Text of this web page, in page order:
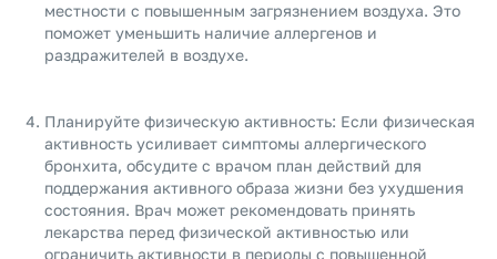
местности с повышенным загрязнением воздуха. Это
поможет уменьшить наличие аллергенов и
раздражителей в воздухе.
Планируйте физическую активность: Если физическая
активность усиливает симптомы аллергического
бронхита, обсудите с врачом план действий для
поддержания активного образа жизни без ухудшения
состояния. Врач может рекомендовать принять
лекарства перед физической активностью или
ограничить активности в периоды с повышенной